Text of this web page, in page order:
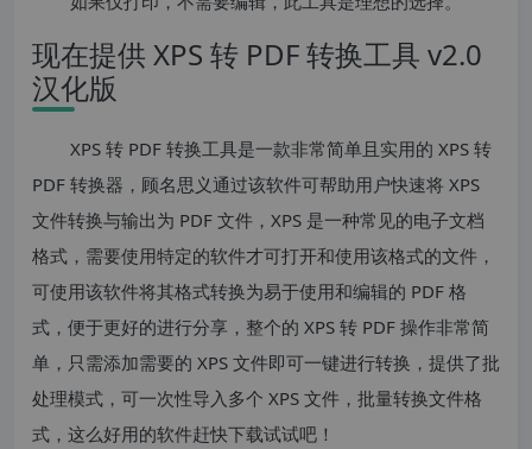
现在提供 XPS 转 PDF 转换工具 v2.0
汉化版
XPS 转 PDF 转换工具是一款非常简单且实用的 XPS 转
PDF 转换器，顾名思义通过该软件可帮助用户快速将 XPS
文件转换与输出为 PDF 文件，XPS 是一种常见的电子文档
格式，需要使用特定的软件才可打开和使用该格式的文件，
可使用该软件将其格式转换为易于使用和编辑的 PDF 格
式，便于更好的进行分享，整个的 XPS 转 PDF 操作非常简
单，只需添加需要的 XPS 文件即可一键进行转换，提供了批
处理模式，可一次性导入多个 XPS 文件，批量转换文件格
式，这么好用的软件赶快下载试试吧！